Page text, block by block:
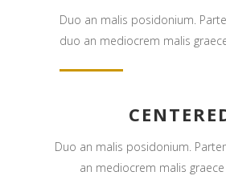
Duo an malis posidonium.
duo an mediocrem malis
Duo an malis posidonium.
an mediocrem malis graece